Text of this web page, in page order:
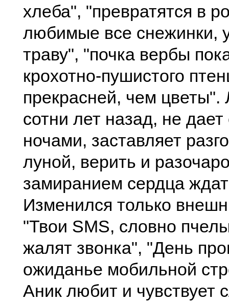
хлеба", "превратятся в
любимые все снежинки,
траву", "почка вербы
крохотно-пушистого
прекрасней, чем цветы".
сотни лет назад, не дает
ночами, заставляет
луной, верить и
замиранием сердца
Изменился только
"Твои SМS, словно
жалят звонка", "День
ожиданье мобильной
Аник любит и чувствует